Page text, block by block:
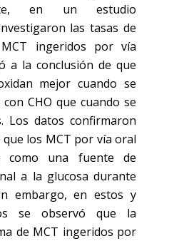
en un estudio
las tasas de
ingeridos por vía
a la conclusión de que
mejor cuando se
CHO que cuando se
Los datos confirmaron
los MCT por vía oral
como una fuente de
a la glucosa durante
embargo, en estos y
se observó que la
de MCT ingeridos por